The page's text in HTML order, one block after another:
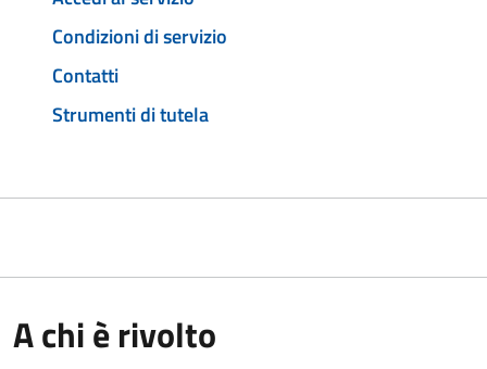
Condizioni di servizio
Contatti
Strumenti di tutela
A chi è rivolto